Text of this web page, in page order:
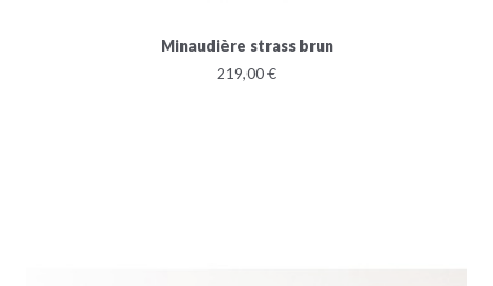
Minaudière strass brun
219,00 €